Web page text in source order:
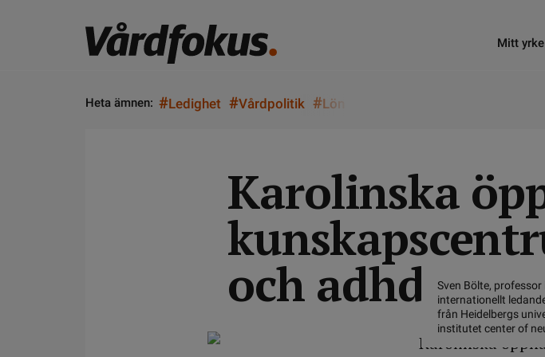
Mitt yrke
Heta ämnen: #Ledighet #Vårdpolitik #Lön
Karolinska
och adhd
Sven Bölte,
internationellt
från Heidelbergs
institutet center of